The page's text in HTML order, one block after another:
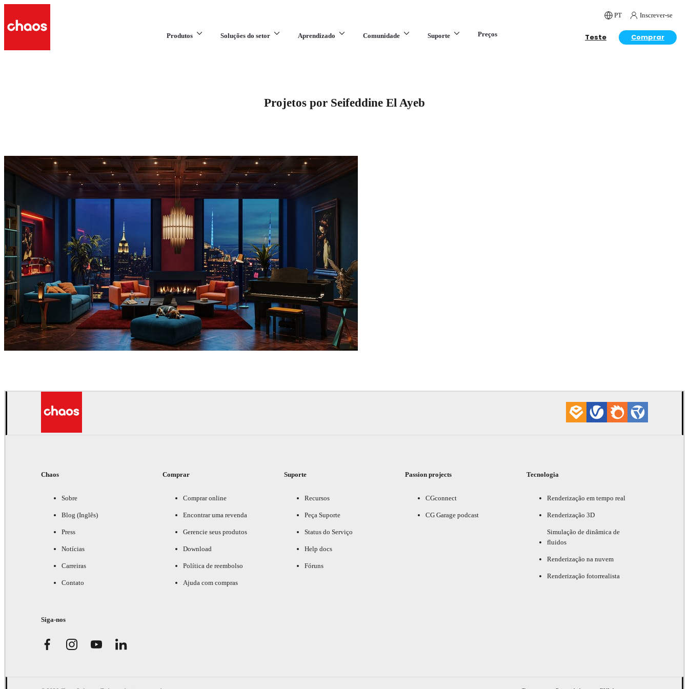
PT Inscrever-se
Produtos Soluções do setor Aprendizado Comunidade Suporte Preços Teste Comprar
Projetos por Seifeddine El Ayeb
Chaos
Sobre
Blog (Inglês)
Press
Notícias
Carreiras
Contato
Comprar
Comprar online
Encontrar uma revenda
Gerencie seus produtos
Download
Política de reembolso
Ajuda com compras
Suporte
Recursos
Peça Suporte
Status do Serviço
Help docs
Fóruns
Passion projects
CGconnect
CG Garage podcast
Tecnologia
Renderização em tempo real
Renderização 3D
Simulação de dinâmica de
fluidos
Renderização na nuvem
Renderização fotorrealista
Siga-nos